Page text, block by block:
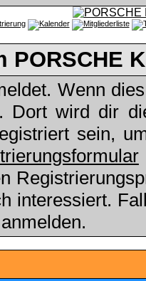
PORSCHE
Wenn
Dort wird dir
sein,
interessiert.
anmelden.